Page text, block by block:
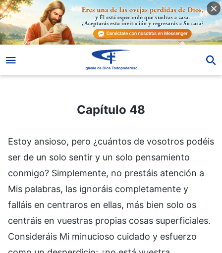
Capítulo 48
Estoy ansioso, pero ¿cuántos de vosotros podéis
ser de un solo sentir y un solo pensamiento
conmigo? Simplemente, no prestáis atención a
Mis palabras, las ignoráis completamente y
falláis en centraros en ellas, más bien solo os
centráis en vuestras propias cosas superficiales.
Consideráis Mi minucioso cuidado y esfuerzo